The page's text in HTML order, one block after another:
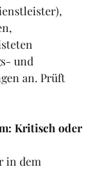
und
an. Prüft
Kritisch oder
in dem